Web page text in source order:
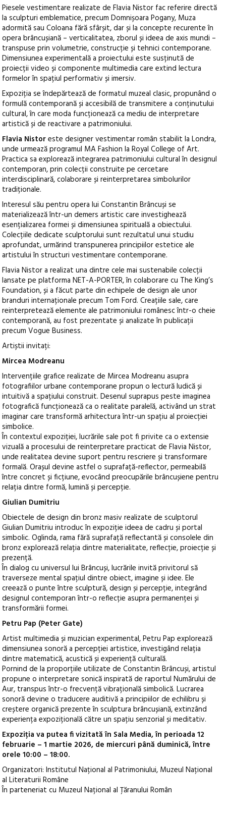
Piesele vestimentare realizate de Flavia Nistor fac referire directă
la sculpturi emblematice, precum Domnișoara Pogany, Muza
adormită sau Coloana fără sfârșit, dar și la concepte recurente în
opera brâncușiană – verticalitatea, zborul și ideea de axis mundi –
transpuse prin volumetrie, construcție și tehnici contemporane.
Dimensiunea experimentală a proiectului este susținută de
proiecții video și componente multimedia care extind lectura
formelor în spațiul performativ și imersiv.
Expoziția se îndepărtează de formatul muzeal clasic, propunând o
formulă contemporană și accesibilă de transmitere a conținutului
cultural, în care moda funcționează ca mediu de interpretare
artistică și de reactivare a patrimoniului.
Flavia Nistoreste designer vestimentar român stabilit la Londra,
unde urmează programul MA Fashion la Royal College of Art.
Practica sa explorează integrarea patrimoniului cultural în designul
contemporan, prin colecții construite pe cercetare
interdisciplinară, colaborare și reinterpretarea simbolurilor
tradiționale.
Interesul său pentru opera lui Constantin Brâncuși se
materializează într-un demers artistic care investighează
esențializarea formei și dimensiunea spirituală a obiectului.
Colecțiile dedicate sculptorului sunt rezultatul unui studiu
aprofundat, urmărind transpunerea principiilor estetice ale
artistului în structuri vestimentare contemporane.
Flavia Nistor a realizat una dintre cele mai sustenabile colecții
lansate pe platforma NET-A-PORTER, în colaborare cu The King’s
Foundation, și a făcut parte din echipele de design ale unor
branduri internaționale precum Tom Ford. Creațiile sale, care
reinterpretează elemente ale patrimoniului românesc într-o cheie
contemporană, au fost prezentate și analizate în publicații
precum Vogue Business.
Artiștii invitați:
Mircea Modreanu
Intervențiile grafice realizate de Mircea Modreanu asupra
fotografiilor urbane contemporane propun o lectură ludică și
intuitivă a spațiului construit. Desenul suprapus peste imaginea
fotografică funcționează ca o realitate paralelă, activând un strat
imaginar care transformă arhitectura într-un spațiu al proiecției
simbolice.
În contextul expoziției, lucrările sale pot fi privite ca o extensie
vizuală a procesului de reinterpretare practicat de Flavia Nistor,
unde realitatea devine suport pentru rescriere și transformare
formală. Orașul devine astfel o suprafață-reflector, permeabilă
între concret și ficțiune, evocând preocupările brâncușiene pentru
relația dintre formă, lumină și percepție.
Giulian Dumitriu
Obiectele de design din bronz masiv realizate de sculptorul
Giulian Dumitriu introduc în expoziție ideea de cadru și portal
simbolic. Oglinda, rama fără suprafață reflectantă și consolele din
bronz explorează relația dintre materialitate, reflecție, proiecție și
prezență.
În dialog cu universul lui Brâncuși, lucrările invită privitorul să
traverseze mental spațiul dintre obiect, imagine și idee. Ele
creează o punte între sculptură, design și percepție, integrând
designul contemporan într-o reflecție asupra permanenței și
transformării formei.
Petru Pap (Peter Gate)
Artist multimedia și muzician experimental, Petru Pap explorează
dimensiunea sonoră a percepției artistice, investigând relația
dintre matematică, acustică și experiență culturală.
Pornind de la proporțiile utilizate de Constantin Brâncuși, artistul
propune o interpretare sonică inspirată de raportul Numărului de
Aur, transpus într-o frecvență vibrațională simbolică. Lucrarea
sonoră devine o traducere auditivă a principiilor de echilibru și
creștere organică prezente în sculptura brâncușiană, extinzând
experiența expozițională către un spațiu senzorial și meditativ.
Expoziția va putea fi vizitată în Sala Media, în perioada 12
februarie – 1 martie 2026, de miercuri până duminică, între
orele 10:00 – 18:00.
Organizatori: Institutul Național al Patrimoniului, Muzeul Național
al Literaturii Române
În parteneriat cu Muzeul Național al Țăranului Român